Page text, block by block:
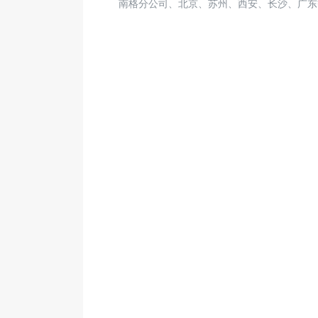
南格分公司、北京、苏州、西安、长沙、广